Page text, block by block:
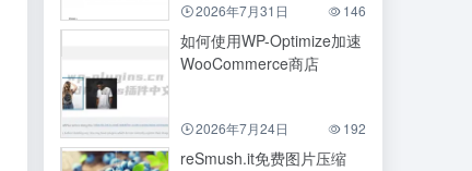
2026年7月31日 146
如何使用WP-Optimize加速
WooCommerce商店
2026年7月24日 192
reSmush.it免费图片压缩